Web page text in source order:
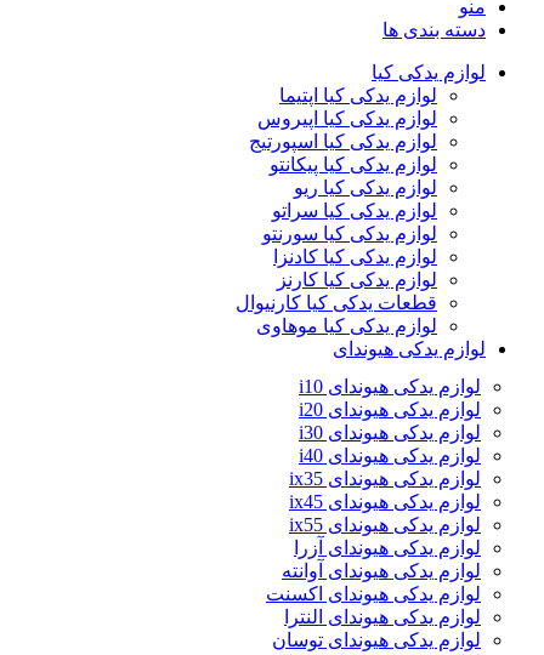
منو
دسته بندی ها
لوازم یدکی کیا
لوازم یدکی کیا اپتیما
لوازم یدکی کیا اپیروس
لوازم یدکی کیا اسپورتیج
لوازم یدکی کیا پیکانتو
لوازم یدکی کیا ریو
لوازم یدکی کیا سراتو
لوازم یدکی کیا سورنتو
لوازم یدکی کیا کادنزا
لوازم یدکی کیا کارنز
قطعات یدکی کیا کارنیوال
لوازم یدکی کیا موهاوی
لوازم یدکی هیوندای
لوازم یدکی هیوندای i10
لوازم یدکی هیوندای i20
لوازم یدکی هیوندای i30
لوازم یدکی هیوندای i40
لوازم یدکی هیوندای ix35
لوازم یدکی هیوندای ix45
لوازم یدکی هیوندای ix55
لوازم یدکی هیوندای آزرا
لوازم یدکی هیوندای آوانته
لوازم یدکی هیوندای اکسنت
لوازم یدکی هیوندای النترا
لوازم یدکی هیوندای توسان